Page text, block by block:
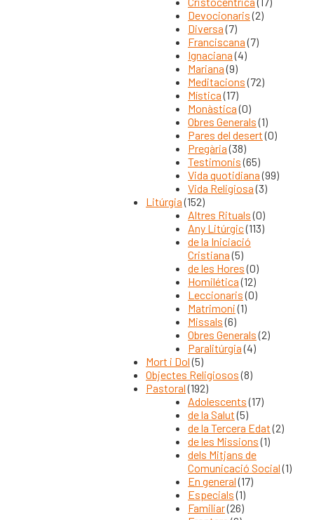
Devocionaris (2)
Diversa (7)
Franciscana (7)
Ignaciana (4)
Mariana (9)
Meditacions (72)
Mística (17)
Monàstica (0)
Obres Generals (1)
Pares del desert (0)
Pregària (38)
Testimonis (65)
Vida quotidiana (99)
Vida Religiosa (3)
Litúrgia (152)
Altres Rituals (0)
Any Litúrgic(113)
de la Iniciació
Cristiana (5)
de les Hores (0)
Homilética (12)
Leccionaris (0)
Matrimoni (1)
Missals (6)
Obres Generals (2)
Paralitúrgia (4)
Mort i Dol (5)
Objectes Religiosos (8)
Pastoral (192)
Adolescents (17)
de la Salut (5)
de la Tercera Edat (2)
de les Missions (1)
dels Mitjans de
Comunicació Social (1)
En general (17)
Especials (1)
Familiar(26)